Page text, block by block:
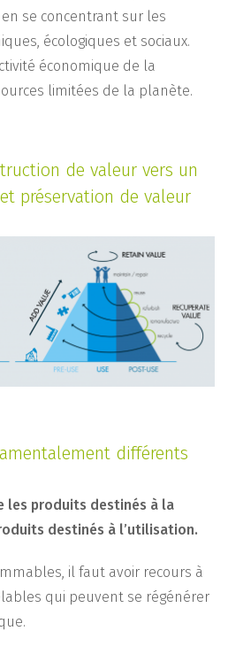
se concentrant sur les
écologiques et sociaux.
économique de la
limitées de la planète.
de valeur vers un
préservation de valeur
différents
les produits destinés à la
destinés à l’utilisation.
il faut avoir recours à
qui peuvent se régénérer